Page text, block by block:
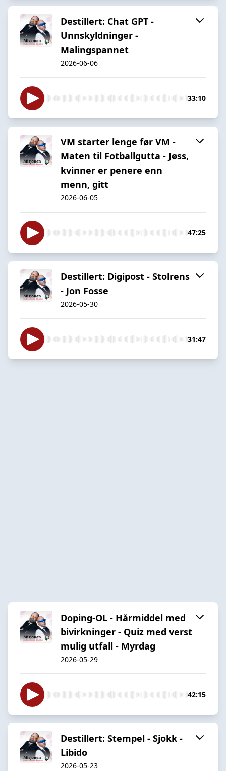
Destillert: Chat GPT -
Unnskyldninger -
Malingspannet
2026-06-06
33:10
VM starter lenge før VM -
Maten til Fotballgutta - Jøss,
kvinner er penere enn
menn, gitt
2026-06-05
47:25
Destillert: Digipost - Stolrens
- Jon Fosse
2026-05-30
31:47
Doping-OL - Hårmiddel med
bivirkninger - Quiz med verst
mulig utfall - Myrdag
2026-05-29
42:15
Destillert: Stempel - Sjokk -
Libido
2026-05-23